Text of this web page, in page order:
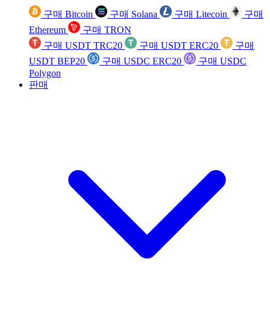
구매 Bitcoin 구매 Solana 구매 Litecoin
구매
Ethereum
구매 TRON
구매 USDT TRC20
구매 USDT ERC20
구매
USDT BEP20
구매 USDC ERC20
구매 USDC
Polygon
판매